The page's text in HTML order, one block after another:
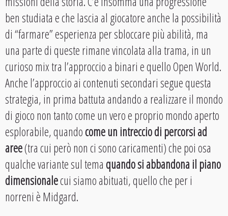
ben studiata e che lascia al giocatore anche la possibilità
di “farmare” esperienza per sbloccare più abilità, ma
una parte di queste rimane vincolata alla trama, in un
curioso mix tra l’approccio a binari e quello Open World.
Anche l’approccio ai contenuti secondari segue questa
strategia, in prima battuta andando a realizzare il mondo
di gioco non tanto come un vero e proprio mondo aperto
esplorabile, quandocome un intreccio di percorsi ad
aree(tra cui però non ci sono caricamenti) che poi osa
qualche variante sul temaquando si abbandona il piano
dimensionalecui siamo abituati, quello che per i
norreni è Midgard.